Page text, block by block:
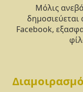
Μόλις
Facebook,